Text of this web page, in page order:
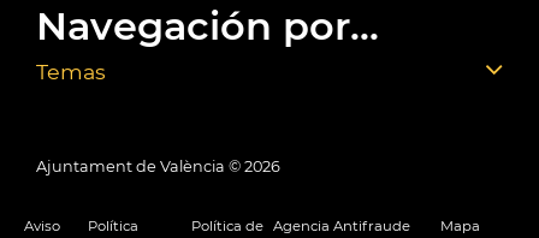
Navegación por...
Temas
Ajuntament de València © 2026
Aviso
Política
Política de Agencia Antifraude
Mapa